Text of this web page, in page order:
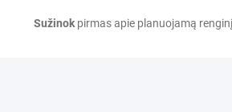
Sužinok pirmas apie planuojamą